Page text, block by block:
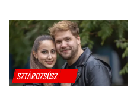
SZTÁRDZSÚSZ